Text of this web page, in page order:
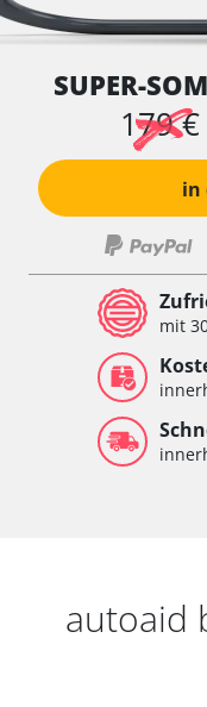
SUPER-
179 €
in
mit
autoaid